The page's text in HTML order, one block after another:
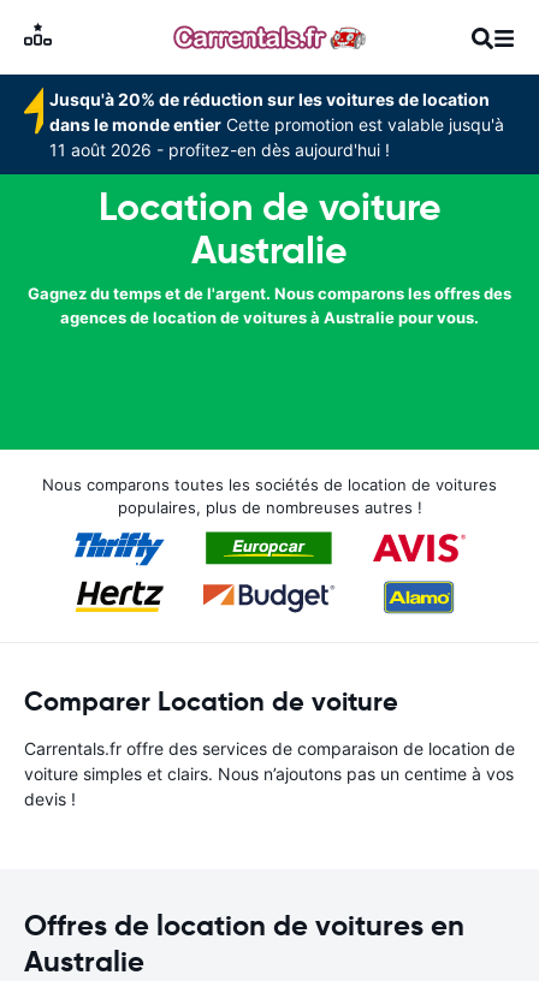
Jusqu'à 20% de réduction sur les voitures de location
dans le monde entier Cette promotion est valable jusqu'à
11 août 2026 - profitez-en dès aujourd'hui !
Location de voiture
Australie
Gagnez du temps et de l'argent. Nous comparons les offres des
agences de location de voitures à Australie pour vous.
Nous comparons toutes les sociétés de location de voitures
populaires, plus de nombreuses autres !
Comparer Location de voiture
Carrentals.fr offre des services de comparaison de location de
voiture simples et clairs. Nous n’ajoutons pas un centime à vos
devis !
Offres de location de voitures en
Australie